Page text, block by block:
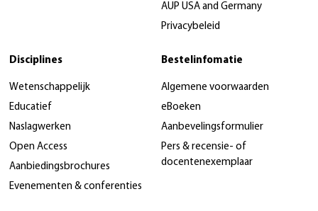
AUP USA and Germany
Privacybeleid
Disciplines
Wetenschappelijk
Educatief
Naslagwerken
Open Access
Aanbiedingsbrochures
Evenementen & conferenties
Bestelinfomatie
Algemene voorwaarden
eBoeken
Aanbevelingsformulier
Pers & recensie- of
docentenexemplaar